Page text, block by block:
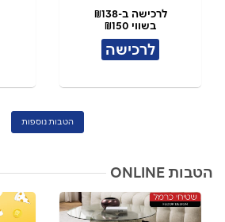
לרכישה ב-₪138
בשווי ₪150
לרכישה
הטבות נוספות
הטבות ONLINE